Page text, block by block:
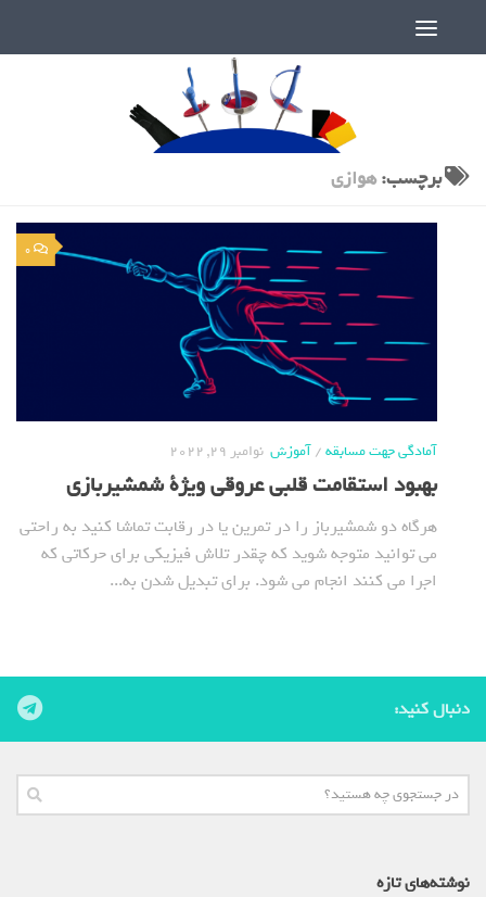
برچسب:هوازی
0
آمادگی جهت مسابقه/آموزش نوامبر 29, 2022
بهبود استقامت قلبی عروقی ویژة شمشیربازی
هرگاه دو شمشیرباز را در تمرین یا در رقابت تماشا کنید به راحتی
می توانید متوجه شوید که چقدر تلاش فیزیکی برای حرکاتی که
اجرا می کنند انجام می شود. برای تبدیل شدن به...
دنبال کنید:
نوشته‌های تازه